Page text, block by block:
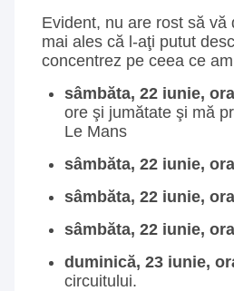
Evident, nu are rost să
mai ales că l-aţi putut
concentrez pe ceea ce
sâmbăta, 22 iunie,
ore şi jumătate şi mă
Le Mans
sâmbăta, 22 iunie,
sâmbăta, 22 iunie,
sâmbăta, 22 iunie,
duminică, 23 iunie,
circuitului.